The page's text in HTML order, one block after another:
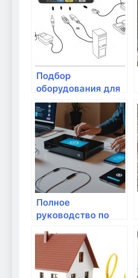
пошаговое
руководство
Подбор
оборудования для
видеозвонков
через интернет
Полное
руководство по
для повышения
безопасности
домашней сети